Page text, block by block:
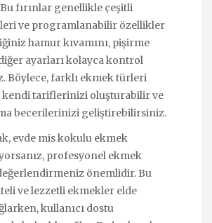
fırınlar genellikle çeşitli
ve programlanabilir özellikler
hamur kıvamını, pişirme
ayarları kolayca kontrol
Böylece, farklı ekmek türleri
kendi tariflerinizi oluşturabilir ve
becerilerinizi geliştirebilirsiniz.
evde mis kokulu ekmek
profesyonel ekmek
önemlidir. Bu
ve lezzetli ekmekler elde
kullanıcı dostu